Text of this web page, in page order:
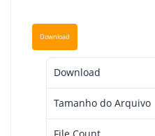
Download
Download
Tamanho do Arquivo